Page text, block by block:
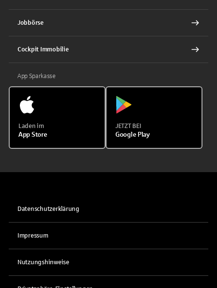
Jobbörse
Cockpit Immobilie
App Sparkasse
Laden im
App Store
JETZT BEI
Google Play
Datenschutzerklärung
Impressum
Nutzungshinweise